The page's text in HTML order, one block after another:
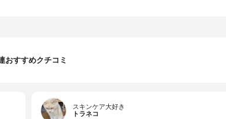
おすすめクチコミ
スキンケア大好き
トラネコ